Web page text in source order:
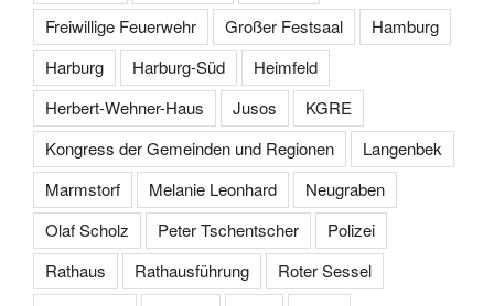
Freiwillige Feuerwehr
Großer Festsaal
Hamburg
Harburg
Harburg-Süd
Heimfeld
Herbert-Wehner-Haus
Jusos
KGRE
Kongress der Gemeinden und Regionen
Langenbek
Marmstorf
Melanie Leonhard
Neugraben
Olaf Scholz
Peter Tschentscher
Polizei
Rathaus
Rathausführung
Roter Sessel